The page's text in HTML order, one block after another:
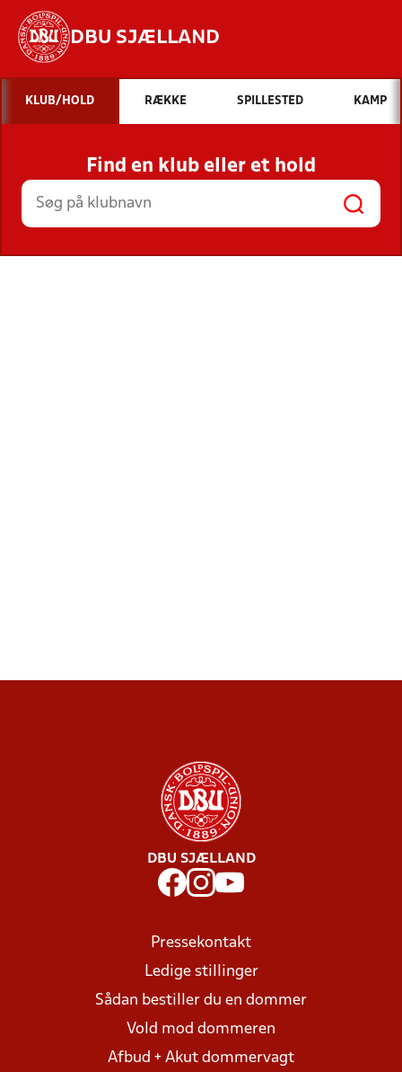
DBU SJÆLLAND
Hvad vil du søge efter?
INDHOLD OG NYHEDER
STILLINGER, RESULTATER, KLUBBER OG
HOLD
KLUB/HOLD RÆKKE SPILLESTED KAMP
Find en klub eller et hold
DBU SJÆLLAND
Pressekontakt
Ledige stillinger
Sådan bestiller du en dommer
Vold mod dommeren
Afbud + Akut dommervagt